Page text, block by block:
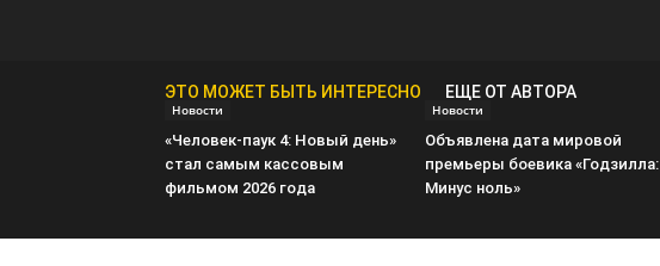
ЭТО МОЖЕТ БЫТЬ ИНТЕРЕСНО ЕЩЕ ОТ АВТОРА
Новости
«Человек-паук 4: Новый день»
стал самым кассовым
фильмом 2026 года
Новости
Объявлена дата мировой
премьеры боевика «Годзилла:
Минус ноль»